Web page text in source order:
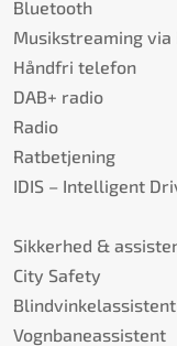
Bluetooth
Musikstreaming
Håndfri telefon
DAB+ radio
Radio
Ratbetjening
IDIS – Intelligent
Sikkerhed &
City Safety
Blindvinkelassistent
Vognbaneassistent